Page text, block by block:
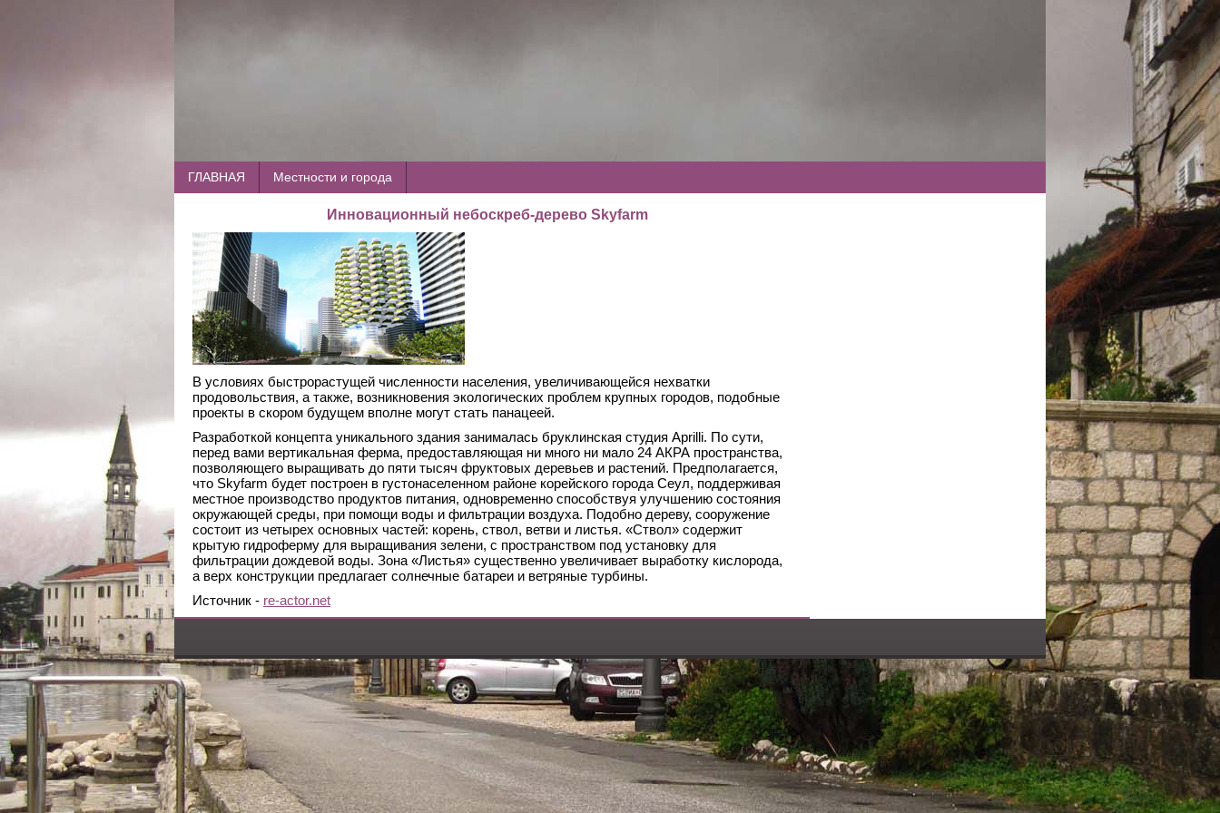
ГЛАВНАЯ Местности и города
Инновационный небоскреб-дерево Skyfarm
В условиях быстрорастущей численности населения, увеличивающейся нехватки
продовольствия, а также, возникновения экологических проблем крупных городов, подобные
проекты в скором будущем вполне могут стать панацеей.
Разработкой концепта уникального здания занималась бруклинская студия Aprilli. По сути,
перед вами вертикальная ферма, предоставляющая ни много ни мало 24 АКРА пространства,
позволяющего выращивать до пяти тысяч фруктовых деревьев и растений. Предполагается,
что Skyfarm будет построен в густонаселенном районе корейского города Сеул, поддерживая
местное производство продуктов питания, одновременно способствуя улучшению состояния
окружающей среды, при помощи воды и фильтрации воздуха. Подобно дереву, сооружение
состоит из четырех основных частей: корень, ствол, ветви и листья. «Ствол» содержит
крытую гидроферму для выращивания зелени, с пространством под установку для
фильтрации дождевой воды. Зона «Листья» существенно увеличивает выработку кислорода,
а верх конструкции предлагает солнечные батареи и ветряные турбины.
Источник - re-actor.net